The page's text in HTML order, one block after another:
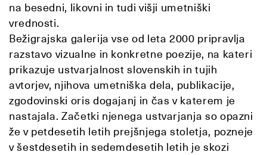
na besedni, likovni in tudi višji umetniški
vrednosti.
Bežigrajska galerija vse od leta 2000 pripravlja
razstavo vizualne in konkretne poezije, na kateri
prikazuje ustvarjalnost slovenskih in tujih
avtorjev, njihova umetniška dela, publikacije,
zgodovinski oris dogajanj in čas v katerem je
nastajala. Začetki njenega ustvarjanja so opazni
že v petdesetih letih prejšnjega stoletja, pozneje
v šestdesetih in sedemdesetih letih je skozi